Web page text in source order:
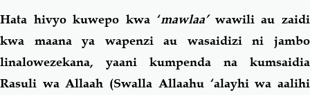
Hata hivyo kuwepo kwa ‘mawlaa’wawili au zaidi
kwa maana ya wapenzi au wasaidizi ni jambo
linalowezekana, yaani kumpenda na kumsaidia
Rasuli wa Allaah (Swalla Allaahu ‘alayhi wa aalihi